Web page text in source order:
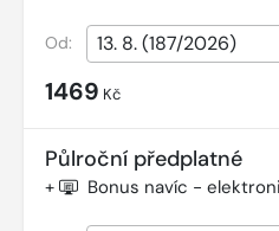
Od:
1469 Kč
Půlroční předplatné
+ Bonus navíc -